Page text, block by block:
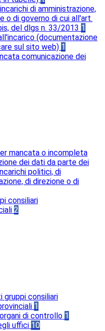
di amministrazione,
o di governo di cui all'art.
del dlgs n. 33/2013 1
(documentazione
sul sito web) 1
comunicazione dei
mancata o incompleta
dei dati da parte dei
politici, di
di direzione o di
consiliari
2
gruppi consiliari
1
di controllo 1
uffici 10